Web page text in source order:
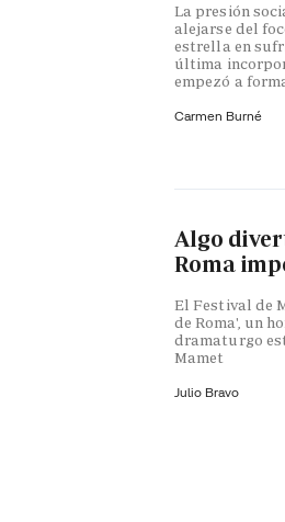
La presión
alejarse del
estrella en
última
empezó a
Carmen Burné
Algo
Roma
El Festival de
de Roma', un
dramaturgo
Mamet
Julio Bravo